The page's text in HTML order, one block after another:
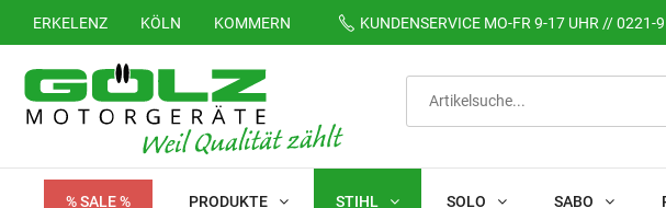
ERKELENZ KÖLN KOMMERN KUNDENSERVICEMO-FR 9-17 UHR // 0221-
% SALE % PRODUKTE STIHL SOLO SABO